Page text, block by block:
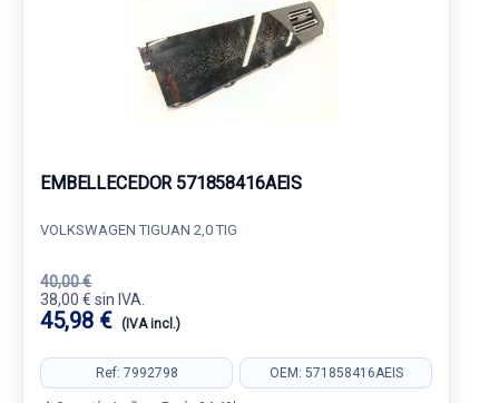
EMBELLECEDOR 571858416AEIS
VOLKSWAGEN TIGUAN 2,0 TIG
40,00 €
38,00 € sin IVA.
45,98 € (IVA incl.)
Ref: 7992798 OEM: 571858416AEIS